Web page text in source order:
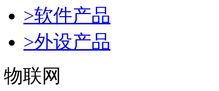
>软件产品
>外设产品
物联网